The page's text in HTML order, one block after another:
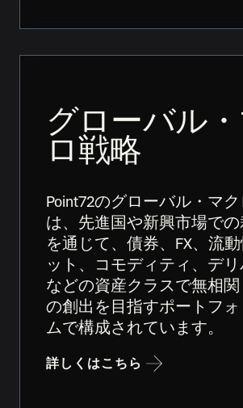
グローバル
ロ戦略
Point72のグローバル・マ
は、先進国や新興市場で
を通じて、債券、FX、流
ット、コモディティ、デ
などの資産クラスで無相
の創出を目指すポートフ
ムで構成されています。
詳しくはこちら